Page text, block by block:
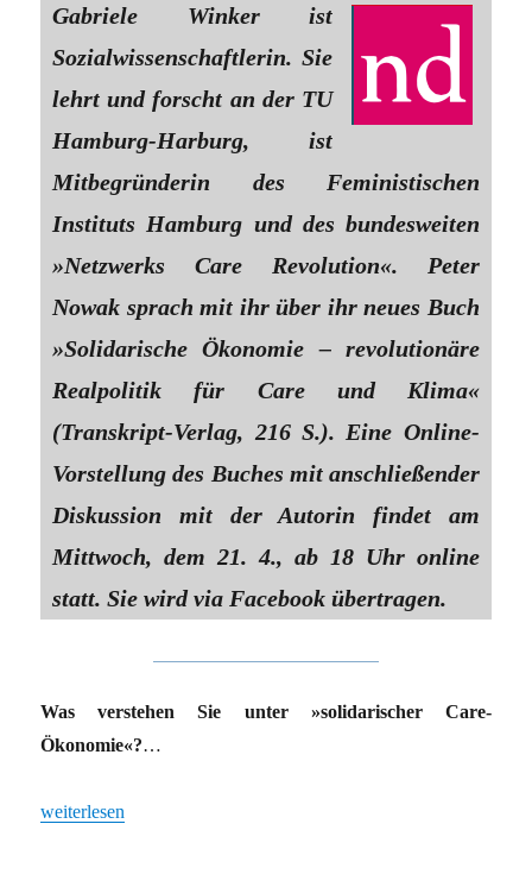
Gabriele Winker ist
Sozialwissenschaftlerin. Sie
lehrt und forscht an der TU
Hamburg-Harburg, ist
Mitbegründerin des Feministischen
Instituts Hamburg und des bundesweiten
»Netzwerks Care Revolution«. Peter
Nowak sprach mit ihr über ihr neues Buch
»Solidarische Ökonomie – revolutionäre
Realpolitik für Care und Klima«
(Transkript-Verlag, 216 S.). Eine Online-
Vorstellung des Buches mit anschließender
Diskussion mit der Autorin findet am
Mittwoch, dem 21. 4., ab 18 Uhr online
statt. Sie wird via Facebook übertragen.
Was verstehen Sie unter »solidarischer Care-
Ökonomie«?…
„»Wir verteidigen unsere Würde«“
weiterlesen